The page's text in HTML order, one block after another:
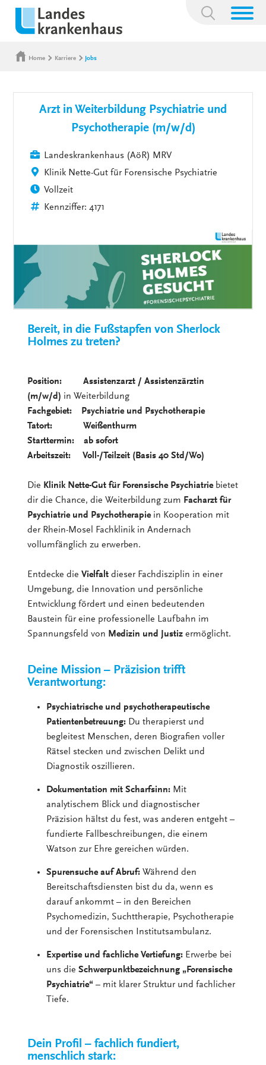
Suchbegriff:
Home Karriere Jobs
Arzt in Weiterbildung Psychiatrie und
Psychotherapie (m/w/d)
Landeskrankenhaus (AöR) MRV
Klinik Nette-Gut für Forensische Psychiatrie
Vollzeit
Kennziffer: 4171
Bereit, in die Fußstapfen von Sherlock
Holmes zu treten?
Position: Assistenzarzt / Assistenzärztin
(m/w/d) in Weiterbildung
Fachgebiet: Psychiatrie und Psychotherapie
Tatort: Weißenthurm
Starttermin: ab sofort
Arbeitszeit: Voll-/Teilzeit (Basis 40 Std/Wo)
Die Klinik Nette-Gut für Forensische Psychiatriebietet
dir die Chance, die Weiterbildung zum Facharzt für
Psychiatrie und Psychotherapiein Kooperation mit
der Rhein-Mosel Fachklinik in Andernach
vollumfänglich zu erwerben.
Entdecke dieVielfaltdieser Fachdisziplin in einer
Umgebung, die Innovation und persönliche
Entwicklung fördert und einen bedeutenden
Baustein für eine professionelle Laufbahn im
Spannungsfeld von Medizin und Justiz ermöglicht.
Deine Mission – Präzision trifft
Verantwortung:
Psychiatrische und psychotherapeutische
Patientenbetreuung: Du therapierst und
begleitest Menschen, deren Biografien voller
Rätsel stecken und zwischen Delikt und
Diagnostik oszillieren.
Dokumentation mit Scharfsinn: Mit
analytischem Blick und diagnostischer
Präzision hältst du fest, was anderen entgeht –
fundierte Fallbeschreibungen, die einem
Watson zur Ehre gereichen würden.
Spurensuche auf Abruf: Während den
Bereitschaftsdiensten bist du da, wenn es
darauf ankommt – in den Bereichen
Psychomedizin, Suchttherapie, Psychotherapie
und der Forensischen Institutsambulanz.
Expertise und fachliche Vertiefung: Erwerbe bei
uns dieSchwerpunktbezeichnung „Forensische
Psychiatrie“ – mit klarer Struktur und fachlicher
Tiefe.
Dein Profil – fachlich fundiert,
menschlich stark: